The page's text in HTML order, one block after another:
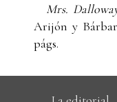
Mrs.
Arijón y
págs.